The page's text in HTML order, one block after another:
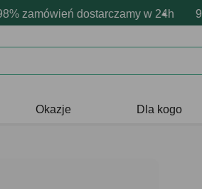
dostarczamy w 24h 98%
produktów
emocje - zawsze udane prezenty
Okazje Dla kogo